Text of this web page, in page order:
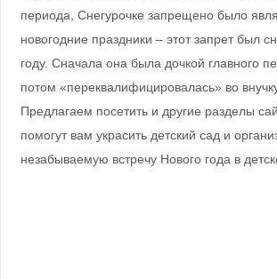
периода, Снегурочке запрещено было
новогодние праздники – этот запрет был
году. Сначала она была дочкой главного
потом «переквалифицировалась» во
Предлагаем посетить и другие разделы
помогут вам украсить детский сад и
незабываемую встречу Нового года в